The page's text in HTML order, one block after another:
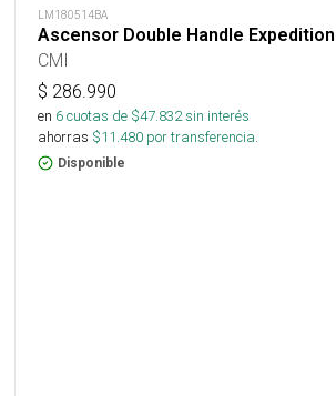
LM180514BA
Ascensor Double Handle Expedition
CMI
$ 286.990
en 6cuotas de $47.832sin interés
ahorras $11.480 por transferencia.
Disponible